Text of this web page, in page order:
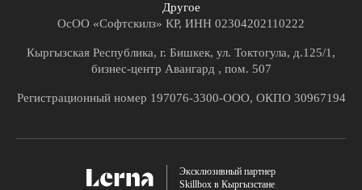
Другое
ОсОО «Софтскилз» КР, ИНН 02304202110222
Кыргызская Республика, г. Бишкек, ул. Токтогула, д.125/1,
бизнес-центр Авангард , пом. 507
Регистрационный номер 197076-3300-ООО, ОКПО 30967194
Эксклюзивный партнер
Skillbox в Кыргызстане